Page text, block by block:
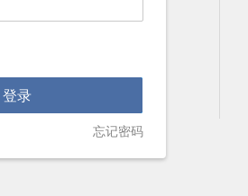
忘记密码